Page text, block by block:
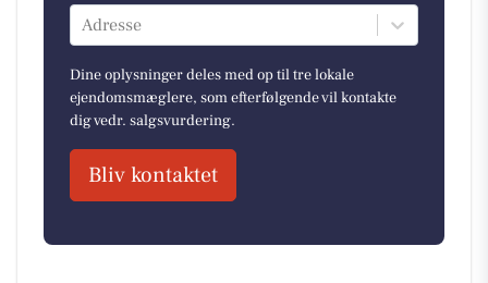
Adresse
Dine oplysninger deles med op til tre lokale
ejendomsmæglere, som efterfølgende vil kontakte
dig vedr. salgsvurdering.
Bliv kontaktet